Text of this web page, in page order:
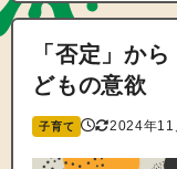
「否定」か
どもの意欲
子育て 2024年11